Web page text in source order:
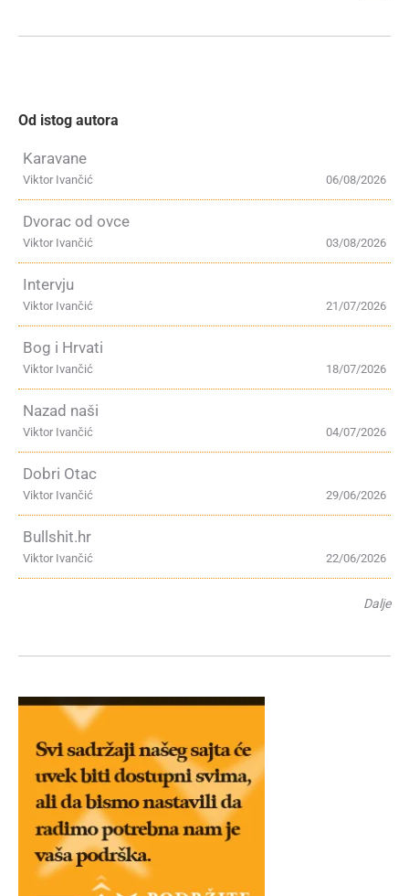
Od istog autora
Karavane
06/08/2026
Viktor Ivančić
Dvorac od ovce
03/08/2026
Viktor Ivančić
Intervju
21/07/2026
Viktor Ivančić
Bog i Hrvati
18/07/2026
Viktor Ivančić
Nazad naši
04/07/2026
Viktor Ivančić
Dobri Otac
29/06/2026
Viktor Ivančić
Bullshit.hr
22/06/2026
Viktor Ivančić
Dalje